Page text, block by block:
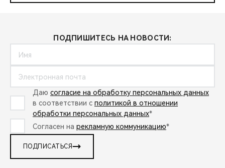
ПОДПИШИТЕСЬ НА НОВОСТИ:
Даю согласие на обработку персональных данных
в соответствии с политикой в отношении
обработки персональных данных*
Согласен на рекламную коммуникацию*
ПОДПИСАТЬСЯ